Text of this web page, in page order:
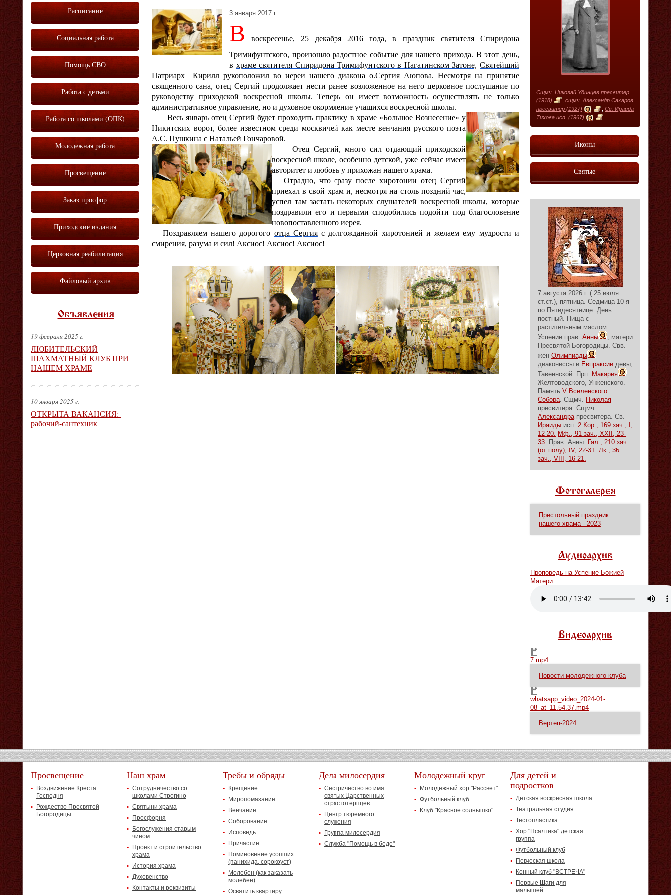
3 января 2017 г.
В
воскресенье, 25 декабря 2016 года, в праздник святителя Спиридона
Тримифунтского, произошло радостное событие для нашего прихода. В этот день,
в храме святителя Спиридона Тримифунтского в Нагатинском Затоне, Святейший
Патриарх Кирилл рукоположил во иереи нашего диакона о.Сергия Аюпова. Несмотря на принятие
священного сана, отец Сергий продолжает нести ранее возложенное на него церковное послушание по
руководству приходской воскресной школы. Теперь он имеет возможность осуществлять не только
административное управление, но и духовное окормление учащихся воскресной школы.
Весь январь отец Сергий будет проходить практику в храме «Большое Вознесение» у
Никитских ворот, более известном среди москвичей как месте венчания русского поэта
А.С. Пушкина с Натальей Гончаровой.
Отец Сергий, много сил отдающий приходской
воскресной школе, особенно детской, уже сейчас имеет
авторитет и любовь у прихожан нашего храма.
Отрадно, что сразу после хиротонии отец Сергий
приехал в свой храм и, несмотря на столь поздний час,
успел там застать некоторых слушателей воскресной школы, которые
поздравили его и первыми сподобились подойти под благословение
новопоставленного иерея.
Поздравляем нашего дорогого отца Сергияс долгожданной хиротонией и желаем ему мудрости и
смирения, разума и сил! Аксиос! Аксиос! Аксиос!
Расписание
Социальная работа
Помощь СВО
Работа с детьми
Работа со школами (ОПК)
Молодежная работа
Просвещение
Заказ просфор
Приходские издания
Церковная реабилитация
Файловый архив
Объявления
19 февраля 2025 г.
ЛЮБИТЕЛЬСКИЙ
ШАХМАТНЫЙ КЛУБ ПРИ
НАШЕМ ХРАМЕ
10 января 2025 г.
ОТКРЫТА ВАКАНСИЯ:
рабочий-сантехник
Сщмч. Николай Удинцев пресвитер
(1918)
сщмч. Александр Сахаров
пресвитер (1927)
Св. Ираида
Тихова исп. (1967)
Иконы
Святые
7 августа 2026 г. ( 25 июля
ст.ст.), пятница. Седмица 10-я
по Пятидесятнице. День
постный. Пища с
растительным маслом.
Успение прав. Анны
, матери
Пресвятой Богородицы. Свв.
жен Олимпиады
диакониссы и Евпраксии девы,
Тавеннской. Прп. Макария
Желтоводского, Унженского.
Память V Вселенского
Собора. Сщмч. Николая
пресвитера. Сщмч.
Александрапресвитера. Св.
Ираиды исп. 2 Кор., 169 зач., I,
12-20. Мф., 91 зач., XXII, 23-
33. Прав. Анны: Гал., 210 зач.
(от полу́), IV, 22-31. Лк., 36
зач., VIII, 16-21.
Фотогалерея
Престольный праздник
нашего храма - 2023
Аудиоархив
Проповедь на Успение Божией
Матери
Видеоархив
7.mp4
7.mp4
Новости молодежного клуба
whatsapp_video_2024-01-08_at_11.54.37.mp4
whatsapp_video_2024-01-
08_at_11.54.37.mp4
Вертеп-2024
Просвещение
Воздвижение Креста
Господня
Рождество Пресвятой
Богородицы
Наш храм
Сотрудничество со
школами Строгино
Святыни храма
Просфорня
Богослужения старым
чином
Проект и строительство
храма
История храма
Духовенство
Контакты и реквизиты
Требы и обряды
Крещение
Миропомазание
Венчание
Соборование
Исповедь
Причастие
Поминовение усопших
(панихида, сорокоуст)
Молебен (как заказать
молебен)
Освятить квартиру
Дела милосердия
Сестричество во имя
святых Царственных
страстотерпцев
Центр тюремного
служения
Группа милосердия
Служба "Помощь в беде"
Молодежный круг
Молодежный хор "Рассвет"
Футбольный клуб
Клуб "Красное солнышко"
Для детей и
подростков
Детская воскресная школа
Театральная студия
Тестопластика
Хор "Псалтика" детская
группа
Футбольный клуб
Певческая школа
Конный клуб "ВСТРЕЧА"
Первые Шаги для
малышей